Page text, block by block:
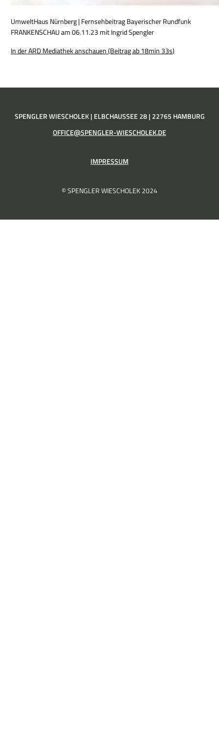
UmweltHaus Nürnberg | Fernsehbeitrag Bayerischer Rundfunk
FRANKENSCHAU am 06.11.23 mit Ingrid Spengler
In der ARD Mediathek anschauen (Beitrag ab 18min 33s)
SPENGLER WIESCHOLEK | ELBCHAUSSEE 28 | 22765 HAMBURG
OFFICE@SPENGLER-WIESCHOLEK.DE
IMPRESSUM
© SPENGLER WIESCHOLEK 2024